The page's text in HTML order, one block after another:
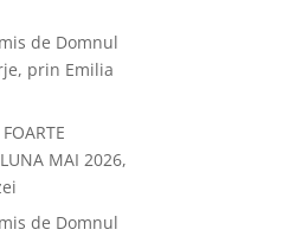
de Domnul
prin Emilia
MAI 2026,
de Domnul